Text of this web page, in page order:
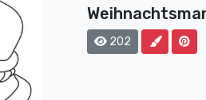
202